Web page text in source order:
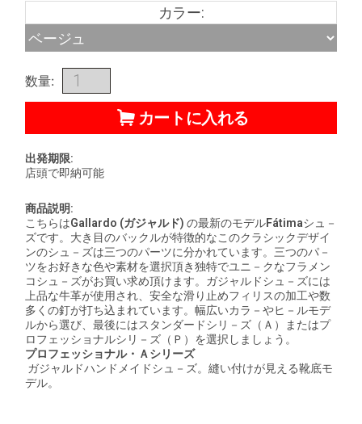
カラー:
数量:
カートに入れる
出発期限:
店頭で即納可能
商品説明:
こちらはGallardo (ガジャルド) の最新のモデルFátimaシュ－
ズです。大き目のバックルが特徴的なこのクラシックデザイ
ンのシュ－ズは三つのパーツに分かれています。三つのパ－
ツをお好きな色や素材を選択頂き独特でユニ－クなフラメン
コシュ－ズがお買い求め頂けます。ガジャルドシュ－ズには
上品な牛革が使用され、安全な滑り止めフィリスの加工や数
多くの釘が打ち込まれています。幅広いカラ－やヒ－ルモデ
ルから選び、最後にはスタンダードシリ－ズ（Ａ）またはプ
ロフェッショナルシリ－ズ（Ｐ）を選択しましょう。
プロフェッショナル・Ａシリーズ
ガジャルドハンドメイドシュ－ズ。縫い付けが見える靴底モ
デル。